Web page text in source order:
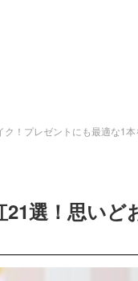
！プレゼントにも最適な1
選！思い